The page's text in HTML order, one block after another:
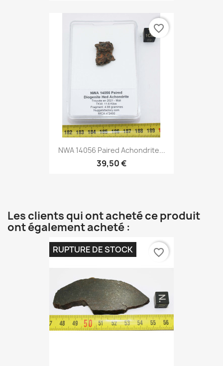
NWA 14056 Paired Achondrite...
39,50 €
favorite_border
Les clients qui ont acheté ce produit
ont également acheté :
RUPTURE DE STOCK favorite_border